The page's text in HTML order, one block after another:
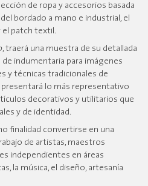
de ropa y accesorios basada
bordado a mano e industrial, el
el patch textil.
, traerá una muestra de su detallada
indumentaria para imágenes
y técnicas tradicionales de
presentará lo más representativo
decorativos y utilitarios que
y de identidad.
finalidad convertirse en una
de artistas, maestros
independientes en áreas
la música, el diseño, artesanía